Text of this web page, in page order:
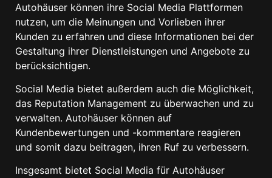
Autohäuser können ihre Social Media Plattformen
nutzen, um die Meinungen und Vorlieben ihrer
Kunden zu erfahren und diese Informationen bei der
Gestaltung ihrer Dienstleistungen und Angebote zu
berücksichtigen.
Social Media bietet außerdem auch die Möglichkeit,
das Reputation Management zu überwachen und zu
verwalten. Autohäuser können auf
Kundenbewertungen und -kommentare reagieren
und somit dazu beitragen, ihren Ruf zu verbessern.
Insgesamt bietet Social Media für Autohäuser